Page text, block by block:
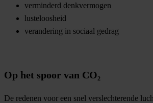
verminderd denkvermogen
lusteloosheid
verandering in sociaal gedrag
Op het spoor van CO₂
De redenen voor een snel verslechterende